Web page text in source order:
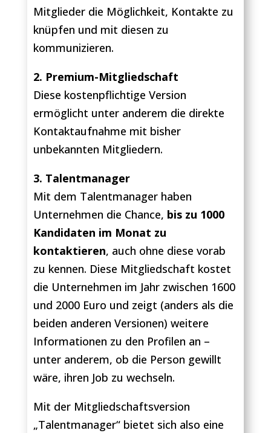
Mitglieder die Möglichkeit, Kontakte zu
knüpfen und mit diesen zu
kommunizieren.
2. Premium-Mitgliedschaft
Diese kostenpflichtige Version
ermöglicht unter anderem die direkte
Kontaktaufnahme mit bisher
unbekannten Mitgliedern.
3. Talentmanager
Mit dem Talentmanager haben
Unternehmen die Chance, bis zu 1000
Kandidaten im Monat zu
kontaktieren, auch ohne diese vorab
zu kennen. Diese Mitgliedschaft kostet
die Unternehmen im Jahr zwischen 1600
und 2000 Euro und zeigt (anders als die
beiden anderen Versionen) weitere
Informationen zu den Profilen an –
unter anderem, ob die Person gewillt
wäre, ihren Job zu wechseln.
Mit der Mitgliedschaftsversion
„Talentmanager“ bietet sich also eine